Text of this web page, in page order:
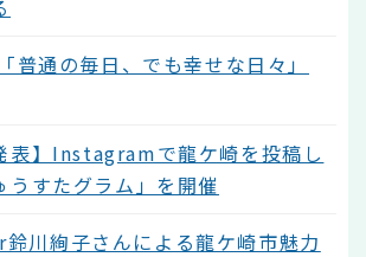
普通の毎日、でも幸せな日々」
表】Instagramで龍ケ崎を投稿し
うすたグラム」を開催
川絢子さんによる龍ケ崎市魅力